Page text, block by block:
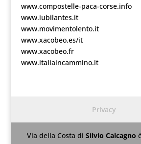
www.compostelle-paca-corse.info
www.iubilantes.it
www.movimentolento.it
www.xacobeo.es/it
www.xacobeo.fr
www.italiaincammino.it
Privacy
Via della Costa diSilvio Calcagno